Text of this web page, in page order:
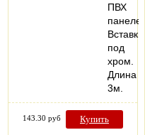
ПВХ
панелей.
Вставки
под
хром.
Длина
3м.
143.30 руб Купить